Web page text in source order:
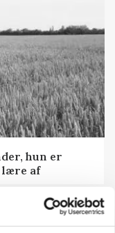
hun er
lære af